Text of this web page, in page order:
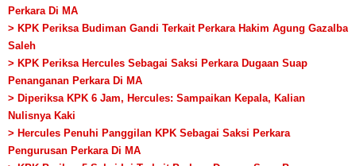
Perkara Di MA
> KPK Periksa Budiman Gandi Terkait Perkara Hakim Agung Gazalba
Saleh
> KPK Periksa Hercules Sebagai Saksi Perkara Dugaan Suap
Penanganan Perkara Di MA
> Diperiksa KPK 6 Jam, Hercules: Sampaikan Kepala, Kalian
Nulisnya Kaki
> Hercules Penuhi Panggilan KPK Sebagai Saksi Perkara
Pengurusan Perkara Di MA